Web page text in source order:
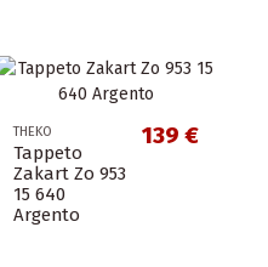
THEKO
Tappeto
Zakart Zo 953
15 640
Argento
139 €